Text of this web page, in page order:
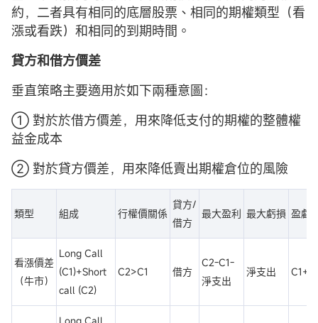
約，二者具有相同的底層股票、相同的期權類型（看
漲或看跌）和相同的到期時間。
貸方和借方價差
垂直策略主要適用於如下兩種意圖：
① 對於於借方價差，用來降低支付的期權的整體權
益金成本
② 對於貸方價差，用來降低賣出期權倉位的風險
類型 組成 行權價關係
貸方/
借方
最大盈利 最大虧損 盈虧
看漲價差
（牛市）
Long Call
(C1)+Short
call (C2)
C2>C1 借方
C2-C1-
淨支出
淨支出 C1+